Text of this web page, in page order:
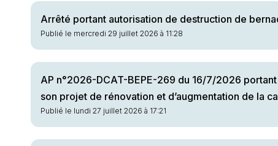
Arrêté portant autorisation de destruction de
Publié le mercredi 29 juillet 2026 à 11:28
AP n°2026-DCAT-BEPE-269 du 16/7/2026
son projet de rénovation et d’augmentation de la
Publié le lundi 27 juillet 2026 à 17:21